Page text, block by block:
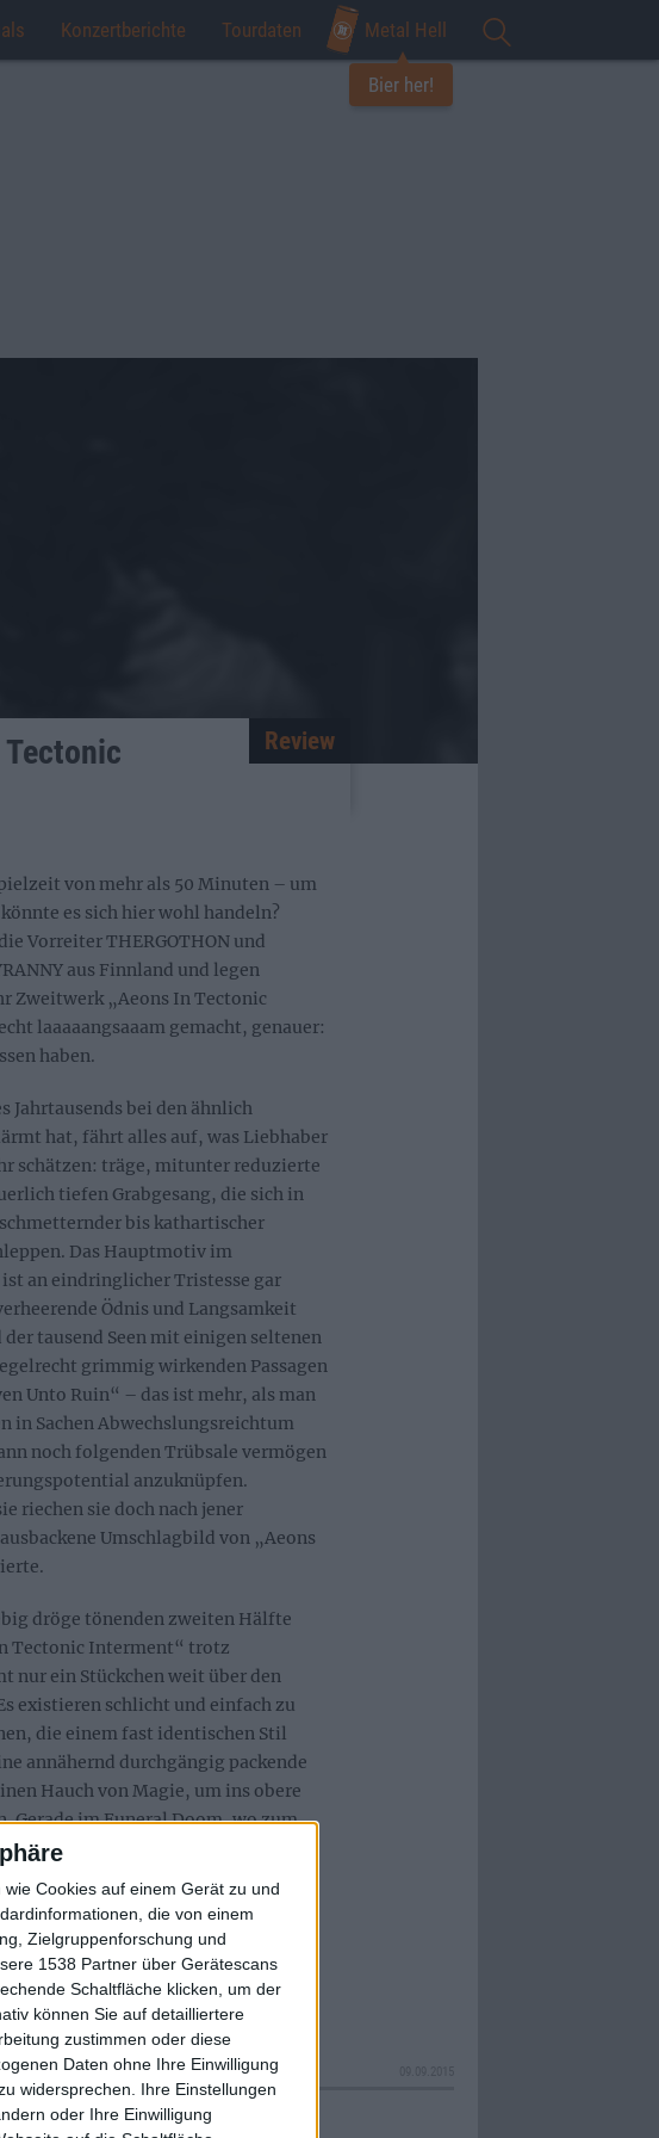
Cookies auf einem Gerät zu und
die von einem
Zielgruppenforschung und
1538 Partner über Gerätescans
Schaltfläche klicken, um der
können Sie auf detailliertere
zustimmen oder diese
Daten ohne Ihre Einwilligung
widersprechen. Ihre Einstellungen
oder Ihre Einwilligung
Konzertberichte Tourdaten Metal Hell
Bier her!
Review
von mehr als 50 Minuten – um
es sich hier wohl handeln?
Vorreiter THERGOTHON und
aus Finnland und legen
Zweitwerk „Aeons In Tectonic
laaaaangsaaam gemacht, genauer:
haben.
Jahrtausends bei den ähnlich
hat, fährt alles auf, was Liebhaber
schätzen: träge, mitunter reduzierte
tiefen Grabgesang, die sich in
bis kathartischer
Das Hauptmotiv im
an eindringlicher Tristesse gar
Ödnis und Langsamkeit
tausend Seen mit einigen seltenen
grimmig wirkenden Passagen
Unto Ruin“ – das ist mehr, als man
in Sachen Abwechslungsreichtum
noch folgenden Trübsale vermögen
anzuknüpfen.
riechen sie doch nach jener
Umschlagbild von „Aeons
dröge tönenden zweiten Hälfte
Tectonic Interment“ trotz
nur ein Stückchen weit über den
existieren schlicht und einfach zu
die einem fast identischen Stil
annähernd durchgängig packende
Hauch von Magie, um ins obere
im Funeral Doom, wo zum
und an den Nerven
Startseite